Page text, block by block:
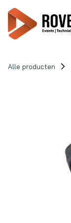
Alle producten